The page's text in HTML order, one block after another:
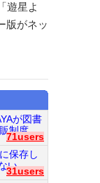
遊星よ
版がネッ
が図書
制度...
71users
保存し
い...
31users